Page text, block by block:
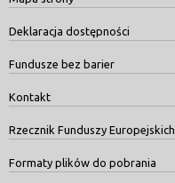
Deklaracja dostępności
Fundusze bez barier
Kontakt
Rzecznik Funduszy Europejskich
Formaty plików do pobrania